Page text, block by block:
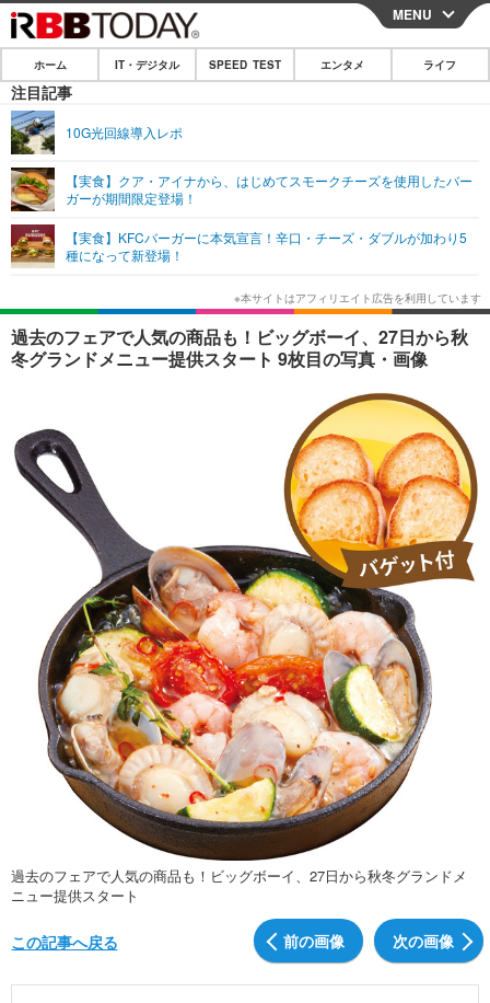
CLOSE
ホーム
IT・デジタル
ネタ
ショッピング その他
SPEED TEST
エンタメ
エンタメTOP
韓国・芸能
音楽 スポーツ
ライフ
ライフTOP グルメ
ペット ショッピング
リリース一覧
プッシュ通知の停止方法
MENU
ホーム IT・デジタル SPEED TEST エンタメ ライフ
注目記事
10G光回線導入レポ
【実食】クア・アイナから、はじめてスモークチーズを使用したバー
ガーが期間限定登場！
【実食】KFCバーガーに本気宣言！辛口・チーズ・ダブルが加わり5
種になって新登場！
過去のフェアで人気の商品も！ビッグボーイ、27日から秋
冬グランドメニュー提供スタート 9枚目の写真・画像
過去のフェアで人気の商品も！ビッグボーイ、27日から秋冬グランドメ
ニュー提供スタート
前の画像 次の画像
この記事へ戻る